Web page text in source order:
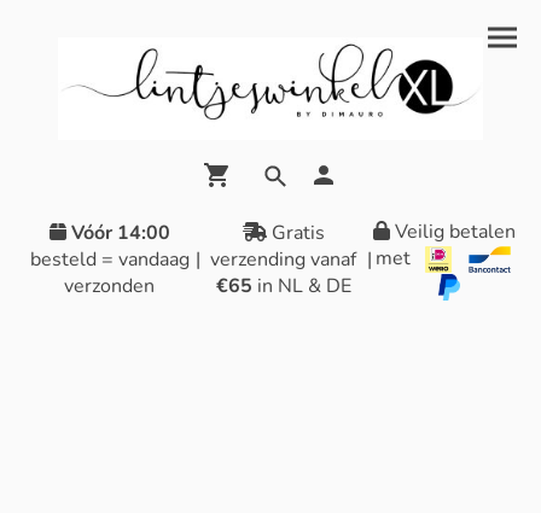
Vóór 14:00
besteld = vandaag
verzonden
|
Gratis
verzending vanaf
€65 in NL & DE
|
Veilig betalen
met